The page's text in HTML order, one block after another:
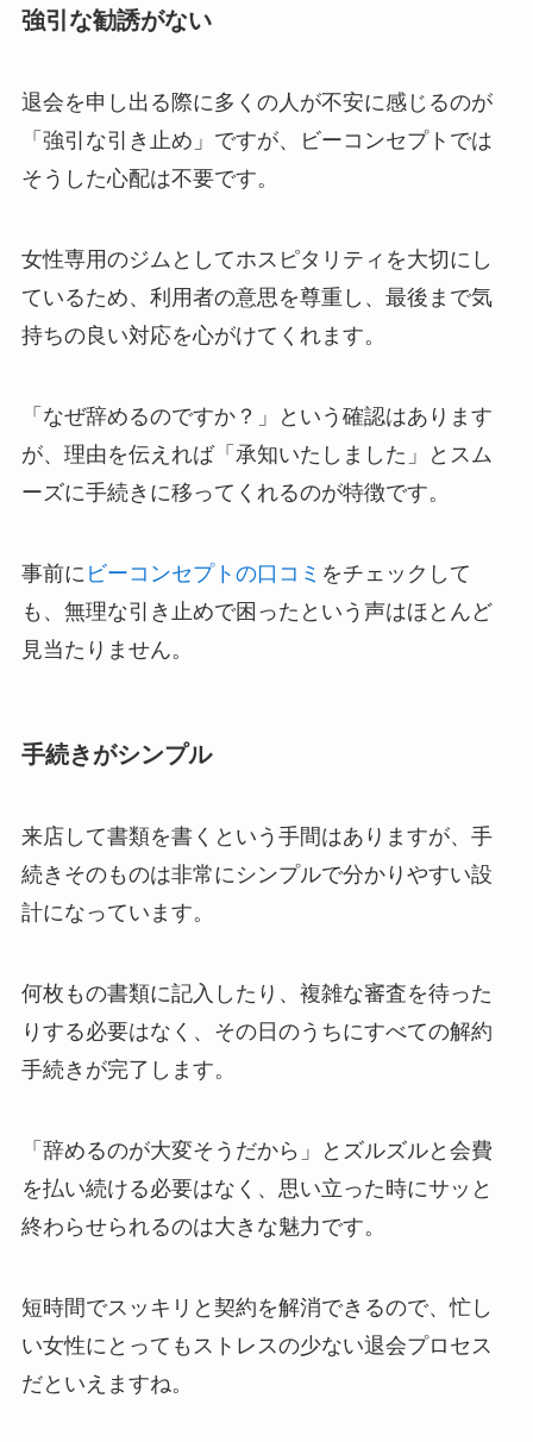
強引な勧誘がない
退会を申し出る際に多くの人が不安に感じるのが
「強引な引き止め」ですが、ビーコンセプトでは
そうした心配は不要です。
女性専用のジムとしてホスピタリティを大切にし
ているため、利用者の意思を尊重し、最後まで気
持ちの良い対応を心がけてくれます。
「なぜ辞めるのですか？」という確認はあります
が、理由を伝えれば「承知いたしました」とスム
ーズに手続きに移ってくれるのが特徴です。
事前に ビーコンセプト の口コミ をチェックして
も、無理な引き止めで困ったという声はほとんど
見当たりません。
手続きがシンプル
来店して書類を書くという手間はありますが、手
続きそのものは非常にシンプルで分かりやすい設
計になっています。
何枚もの書類に記入したり、複雑な審査を待った
りする必要はなく、その日のうちにすべての解約
手続きが完了します。
「辞めるのが大変そうだから」とズルズルと会費
を払い続ける必要はなく、思い立った時にサッと
終わらせられるのは大きな魅力です。
短時間でスッキリと契約を解消できるので、忙し
い女性にとってもストレスの少ない退会プロセス
だといえますね。